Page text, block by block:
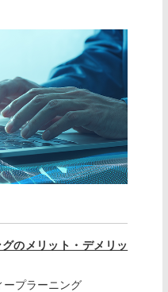
のメリット・デメリッ
ープラーニング